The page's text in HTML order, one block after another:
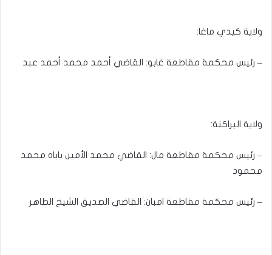
ولاية كيدي ماغا:
– رئيس محكمة مقاطعة غابو: القاضي أحمد محمد أحمد عبد
ولاية البراكنة:
– رئيس محكمة مقاطعة مال: القاضي محمد الأمين باباه محمد
محمود
– رئيس محكمة مقاطعة امبان: القاضي الصديق الشيخ الطاهر